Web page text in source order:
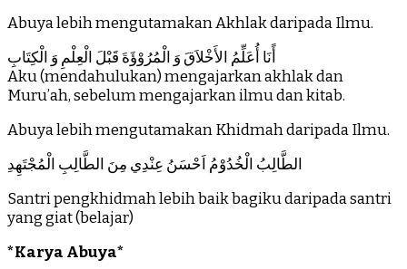
Abuya lebih mengutamakan Akhlak daripada Ilmu.
أًنَا أُعَلِّمُ الأَخْلاَقَ وَ الْمُرُوْؤَةَ قَبْلَ الْعِلْمِ وَ الْكِتَابِ
Aku (mendahulukan) mengajarkan akhlak dan
Muru’ah, sebelum mengajarkan ilmu dan kitab.
Abuya lebih mengutamakan Khidmah daripada Ilmu.
الطَّالِبُ الْخُدُوْمُ اَحْسَنُ عِنْدِي مِنَ الطَّالِبِ الْمُجْتَهِدِ
Santri pengkhidmah lebih baik bagiku daripada santri
yang giat (belajar)
*Karya Abuya*